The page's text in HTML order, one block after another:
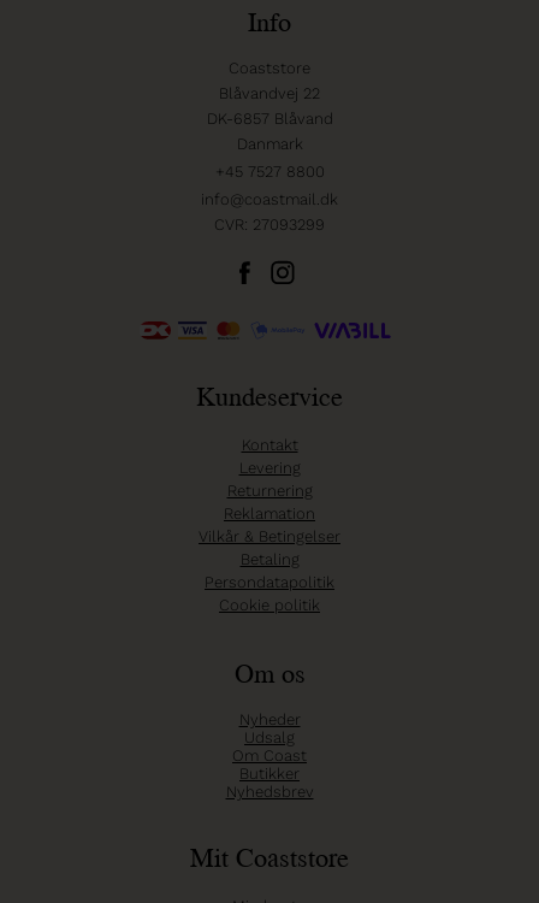
Info
Coaststore
Blåvandvej 22
DK-6857 Blåvand
Danmark
+45 7527 8800
info@coastmail.dk
CVR: 27093299
Kundeservice
Kontakt
Levering
Returnering
Reklamation
Vilkår & Betingelser
Betaling
Persondatapolitik
Cookie politik
Om os
Nyheder
Udsalg
Om Coast
Butikker
Nyhedsbrev
Mit Coaststore